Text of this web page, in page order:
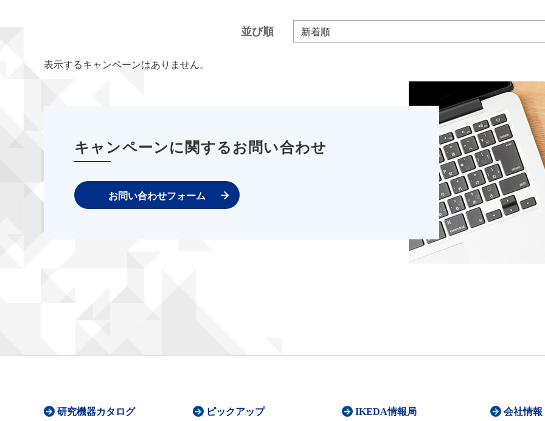
並び順
表示するキャンペーンはありません。
キャンペーンに関するお問い合わせ
お問い合わせフォーム
研究機器カタログ ピックアップ IKEDA情報局 会社情報